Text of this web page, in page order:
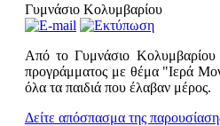
Γυμνάσιο Κολυμβαρίου
Από το Γυμνάσιο Κολυμβαρίου
προγράμματος με θέμα "Ιερά
όλα τα παιδιά που έλαβαν μέρος.
Δείτε απόσπασμα της